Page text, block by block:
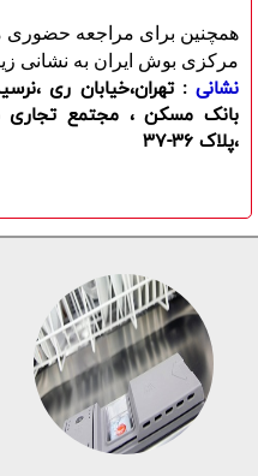
همچنین برای مراجعه حضوری
مرکزی بوش ایران به نشانی
نشانی: تهران،خیابان ری
بانک مسکن ، مجتمع تجاری
،پلاک 36-37